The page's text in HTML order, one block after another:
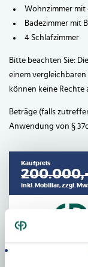
Wohnzimmer
Badezimmer mit
4 Schlafzimmer
Bitte beachten Sie:
einem vergleichbaren
können keine Rechte
Beträge (falls
Anwendung von §
Kaufpreis
inkl. Mobiliar, zzgl.